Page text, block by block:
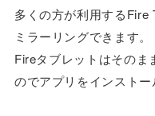
多くの方が利用するFire
ミラーリングできます。
Fireタブレットはそのま
のでアプリをインストー